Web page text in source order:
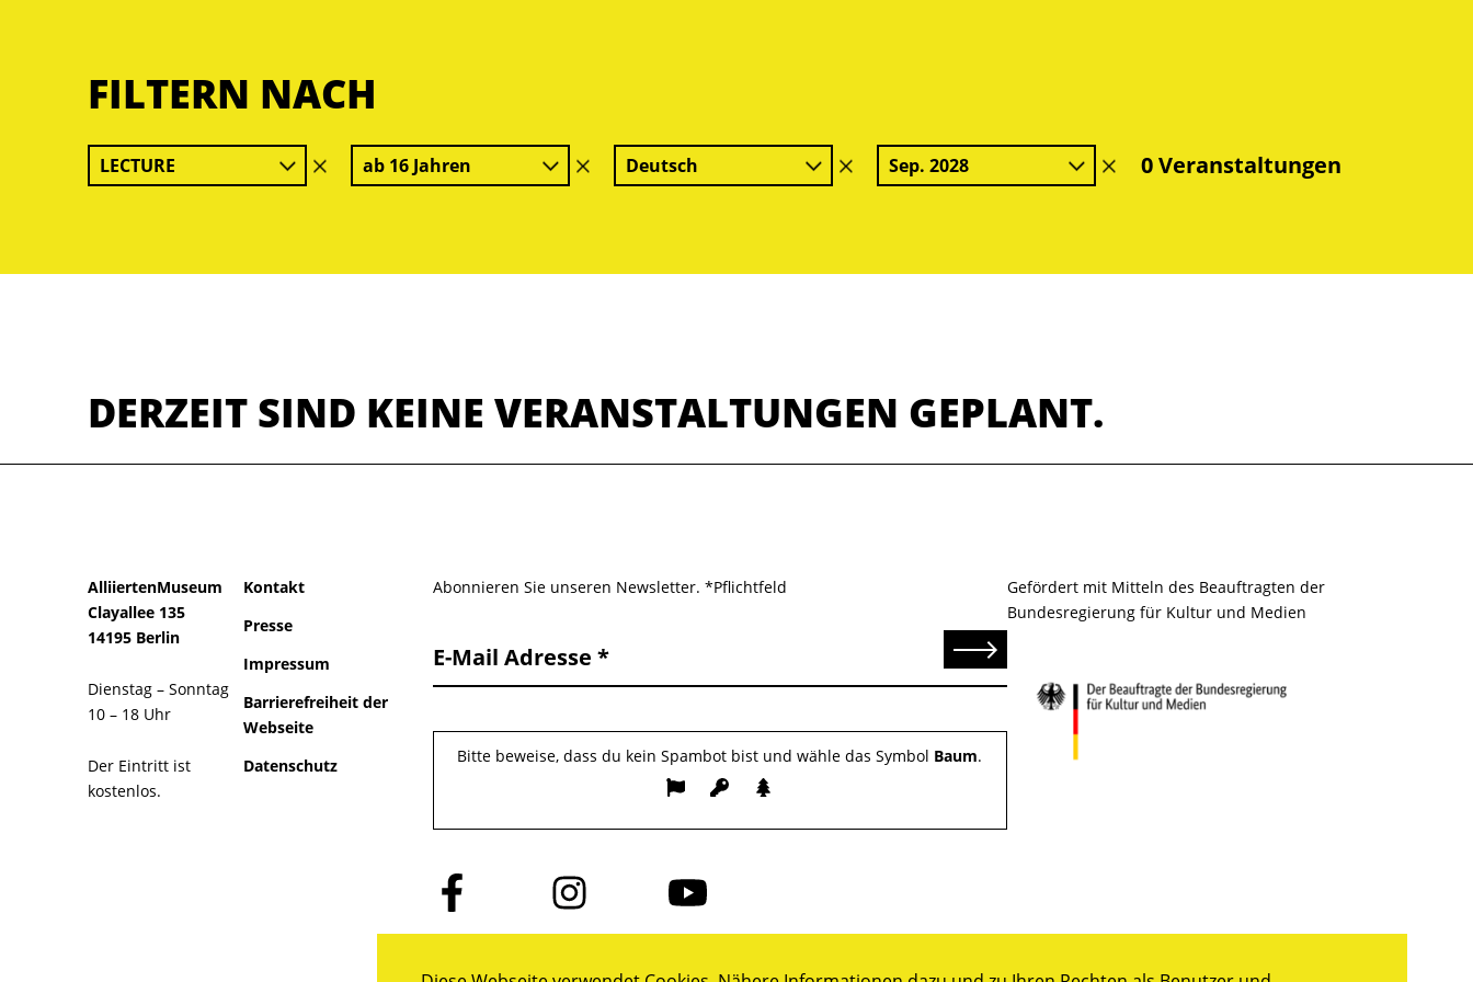
FILTERN NACH
LECTURE
Filter
löschen
ab 16 Jahren
Filter
löschen
Deutsch
Filter
löschen
Sep. 2028
Filter0 Veranstaltungen
DERZEIT SIND KEINE VERANSTALTUNGEN GEPLANT.
AlliiertenMuseum
Clayallee 135
14195 Berlin
Dienstag – Sonntag
10 – 18 Uhr
Der Eintritt ist
kostenlos.
Kontakt
Presse
Impressum
Barrierefreiheit der
Webseite
Datenschutz
Abonnieren Sie unseren Newsletter. *Pflichtfeld
E-Mail Adresse Senden
Bitte beweise, dass du kein Spambot bist und wähle das Symbol Baum.
Folge
uns
auf
Folge
uns
auf
Folge
uns
auf
Gefördert mit Mitteln des Beauftragten der
Bundesregierung für Kultur und Medien